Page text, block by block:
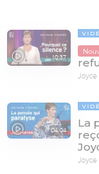
10:37
Joyce
04:04
La
Joyce